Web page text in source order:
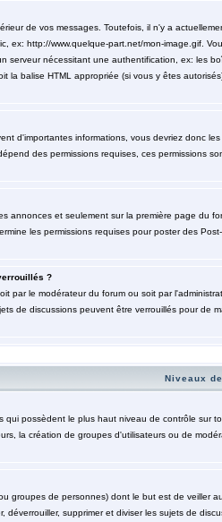
de vos messages. Toutefois, il n'y a
ex: http://www.quelque-part.net/mon-image.gif.
serveur nécessitant une authentification, ex: les
la balise HTML appropriée (si vous y êtes
d'importantes informations, vous devriez donc
des permissions requises, ces permissions
annonces et seulement sur la première page du
les permissions requises pour poster des
?
par le modérateur du forum ou soit par
de discussions peuvent être verrouillés pour de
Niveaux
qui possèdent le plus haut niveau de contrôle sur
la création de groupes d'utilisateurs ou de
groupes de personnes) dont le but est de veiller
déverrouiller, supprimer et diviser les sujets de